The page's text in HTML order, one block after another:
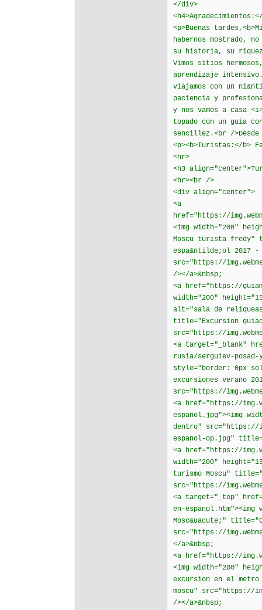
</div>
<p>Buenas
habernos mostrado,
su historia, su
Vimos sitios
aprendizaje
viajamos con un
paciencia y
y nos vamos a casa
topado con un guia
sencillez.<br />Desde
<p><b>Turistas:</b>
<hr>
<h3
<hr><br />
<div align="center">
<a
href="https://
<img width="200"
Moscu turista fredy"
espa&ntilde;ol 2017 -
src="https://
/></a>&nbsp;
<a href="https://
width="200"
alt="sala de
title="Excursion
src="https://
<a target="_blank"
rusia/serguiev-posad-
style="border: 0px
excursiones verano
src="https://
<a href="https://
espanol.jpg"><img
dentro" src="https://
espanol-op.jpg"
<a href="https://
width="200"
turismo Moscu"
src="https://
<a target="_top"
en-
Mosc&uacute;"
src="https://
</a>&nbsp;
<a href="https://
<img width="200"
excursion en el metro
moscu" src="https://
/></a>&nbsp;